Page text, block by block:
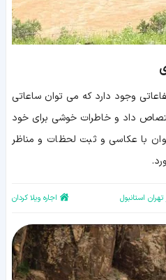
وجود دارد که می توان ساعاتی
داد و خاطرات خوشی برای خود
با عکاسی و ثبت لحظات و مناظر
تهران استانبول اجاره ویلا کردان